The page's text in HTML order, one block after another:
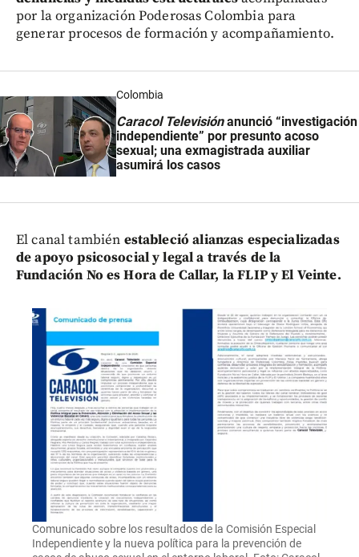
por la organización Poderosas Colombia para
generar procesos de formación y acompañamiento.
Colombia
Caracol Televisiónanunció “investigación
independiente” por presunto acoso
sexual; una exmagistrada auxiliar
asumirá los casos
El canal también estableció alianzas especializadas
de apoyo psicosocial y legal a través de la
Fundación No es Hora de Callar, la FLIP y El Veinte.
Comunicado sobre los resultados de la Comisión Especial
Independiente y la nueva política para la prevención de